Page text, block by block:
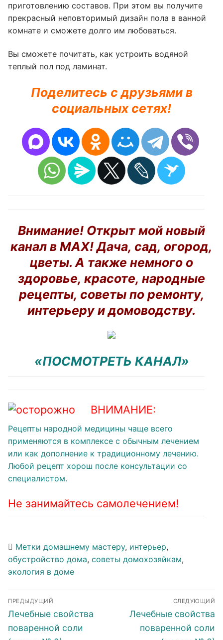
приготовлению составов. При этом вы получите
прекрасный неповторимый дизайн пола в ванной
комнате и сможете долго им любоваться.
Вы сможете почитать, как устроить водяной
теплый пол под ламинат.
Поделитесь с друзьями в
социальных сетях!
Внимание! Открыт мой новый
канал в MAX! Дача, сад, огород,
цветы. А также немного о
здоровье, красоте, народные
рецепты, советы по ремонту,
интерьеру и домоводству.
«ПОСМОТРЕТЬ КАНАЛ»
ВНИМАНИЕ:
Рецепты народной медицины чаще всего
применяются в комплексе с обычным лечением
или как дополнение к традиционному лечению.
Любой рецепт хорош после консультации со
специалистом.
Не занимайтесь самолечением!
Метки домашнему мастеру, интерьер,
обустройство дома, советы домохозяйкам,
экология в доме
Навигация
по
записям
ПРЕДЫДУЩИЙ
Предыдущая
запись:
Лечебные свойства
поваренной соли
СЛЕДУЮЩИЙ
Следующая
запись:
Лечебные свойства
поваренной соли